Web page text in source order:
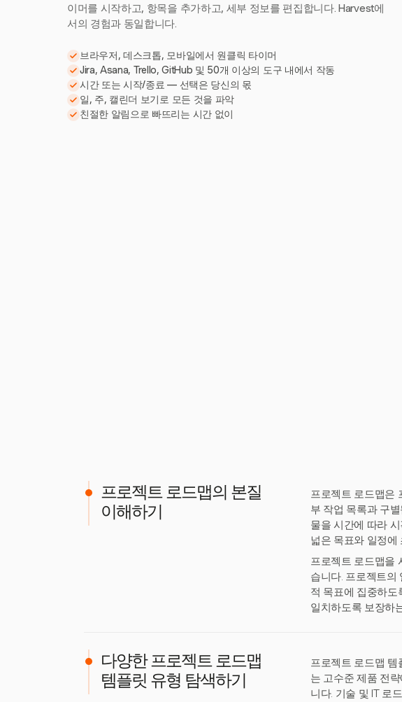
이머를 시작하고, 항목을 추가하고, 세부 정보를 편집합니다. Harvest에
서의 경험과 동일합니다.
브라우저, 데스크톱, 모바일에서 원클릭 타이머
Jira, Asana, Trello, GitHub 및 50개 이상의 도구 내에서 작동
시간 또는 시작/종료 — 선택은 당신의 몫
일, 주, 캘린더 보기로 모든 것을 파악
친절한 알림으로 빠뜨리는 시간 없이
프로젝트 로드맵의 본질
이해하기
프로젝트 로드맵은
부 작업 목록과 구
물을 시간에 따라
넓은 목표와 일정에
프로젝트 로드맵을
습니다. 프로젝트
적 목표에 집중하
일치하도록 보장하
다양한 프로젝트 로드맵
템플릿 유형 탐색하기
프로젝트 로드맵 템
는 고수준 제품 전
니다. 기술 및 IT 로